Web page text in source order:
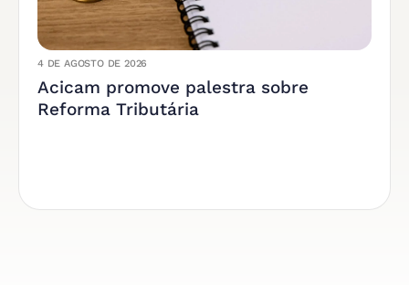
4 DE AGOSTO DE 2026
Acicam promove palestra sobre
Reforma Tributária